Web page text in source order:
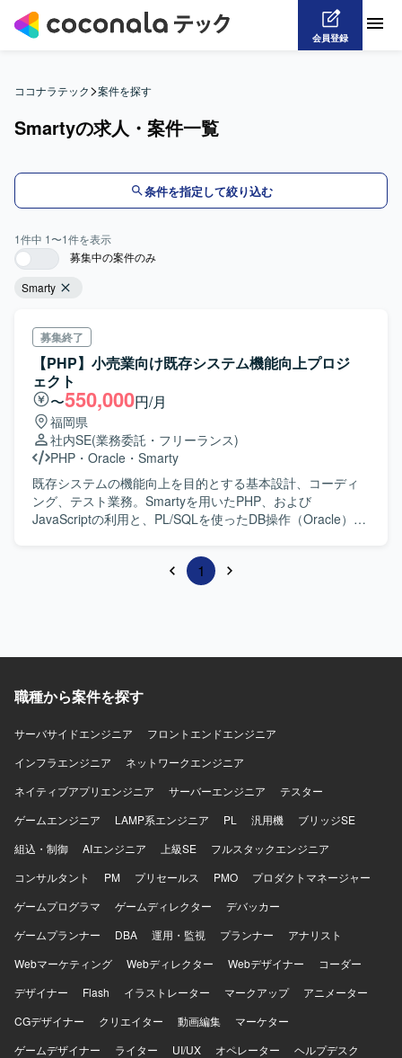
会員登録
ココナラテック>案件を探す
Smartyの求人・案件一覧
条件を指定して絞り込む
1件中 1〜1件を表示
募集中の案件のみ
Smarty
募集終了
【PHP】小売業向け既存システム機能向上プロジ
ェクト
〜550,000円/月
福岡県
社内SE(業務委託・フリーランス)
PHP ・ Oracle ・ Smarty
既存システムの機能向上を目的とする基本設計、コーディ
ング、テスト業務。Smartyを用いたPHP、および
JavaScriptの利用と、PL/SQLを使ったDB操作（Oracle）が
1
職種から案件を探す
サーバサイドエンジニア
フロントエンドエンジニア
インフラエンジニア
ネットワークエンジニア
ネイティブアプリエンジニア
サーバーエンジニア
テスター
ゲームエンジニア
LAMP系エンジニア PL 汎用機
ブリッジSE
組込・制御
AIエンジニア 上級SE
フルスタックエンジニア
コンサルタント
PM プリセールス PMO
プロダクトマネージャー
ゲームプログラマ
ゲームディレクター
デバッカー
ゲームプランナー
DBA 運用・監視 プランナー
アナリスト
Webマーケティング
Webディレクター Webデザイナー
コーダー
デザイナー
Flash イラストレーター マークアップ
アニメーター
CGデザイナー
クリエイター 動画編集
マーケター
ゲームデザイナー
ライター UI/UX オペレーター
ヘルプデスク